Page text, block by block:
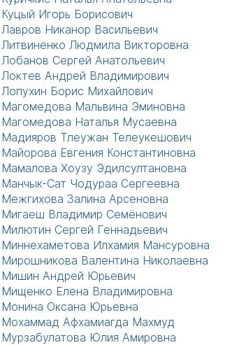
Куцый Игорь Борисович
Лавров Никанор Васильевич
Литвиненко Людмила Викторовна
Лобанов Сергей Анатольевич
Локтев Андрей Владимирович
Лопухин Борис Михайлович
Магомедова Мальвина Эминовна
Магомедова Наталья Мусаевна
Мадияров Тлеужан Телеукешович
Майорова Евгения Константиновна
Мамалова Хоузу Эдилсултановна
Манчык-Сат Чодураа Сергеевна
Межгихова Залина Арсеновна
Мигаеш Владимир Семёнович
Милютин Сергей Геннадьевич
Миннехаметова Илхамия Мансуровна
Мирошникова Валентина Николаевна
Мишин Андрей Юрьевич
Мищенко Елена Владимировна
Монина Оксана Юрьевна
Мохаммад Афхамиагда Махмуд
Мурзабулатова Юлия Амировна